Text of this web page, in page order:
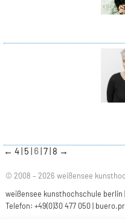
← 4 5 6 7 8 →
© 2008 – 2026 weißensee
weißensee kunsthochschule berlin
Telefon: +49(0)30 477 050 |